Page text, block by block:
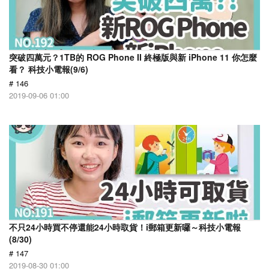
突破四萬元？1TB的 ROG Phone II 終極版與新 iPhone 11 你怎麼
看？ 科技小電報(9/6)
# 146
2019-09-06 01:00
不只24小時買不停還能24小時取貨！i郵箱更新囉～科技小電報
(8/30)
# 147
2019-08-30 01:00